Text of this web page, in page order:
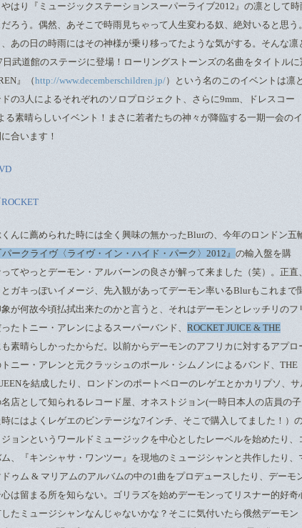
はり『ミュージックステーションスーパーライブ2012』の凛として時
ろう。偶然、あそこで時雨見ちゃって人生変わる奴、絶対いると思う。
あの日の時雨にはその神様が乗り移ってたような気がする。そんな凛
武道館のステージに登場！ローリングストーンズの名曲をタイトルに
』（http://www.decemberschildren.jp/）という名のこのイベントは凛と
の3人によるそれぞれのソロプロジェクト、さらに9mm、ドレスコー
る素晴らしいイベント！まさに若者たちの神々が降臨する一期一会のイ
合います！
んに薦められた時には全く興味の無かったBlurの、今年のロンドン五
パークライヴ〈ライヴ・イン・ハイド・パーク〉2012』 の輸入盤を購
てやっとデーモン・アルバーンの良さが解って来ました（笑）。正直、
ガキっぽいイメージ、先入観があってデーモン率いるBlurもこれまで
が何故今頃払拭出来たのかと言うと、それはデーモンとレッチリのフ
たトニー・アレンによるスーパーバンド、 ROCKET JUICE & THE
素晴らしかったからだ。以前からデーモンのアフリカに対するアプロ
ニー・アレンと元クラッシュのポール・シムノンによるバンド、THE
を結成したり、ロンドンのポートベローのレゲエとかカリプソ、サ
店として知られるレコード屋、オネストジョン(一時日本人の店員の子
にはよくレゲエのビンテージな7インチ、そこで購入してました！）
ョンというワールドミュージックを中心としたレーベルを始めたり、
、『キンシャサ・ワンツー』を現地のミュージシャンと共作したり、
ゥム & マリアムのアルバムの中の1曲をプロデュースしたり、デーモ
は留まる所を知らない。ゴリラズを始めデーモンってリスナー的好奇
たミュージシャンなんじゃないかな？そこに気付いたら俄然デーモン